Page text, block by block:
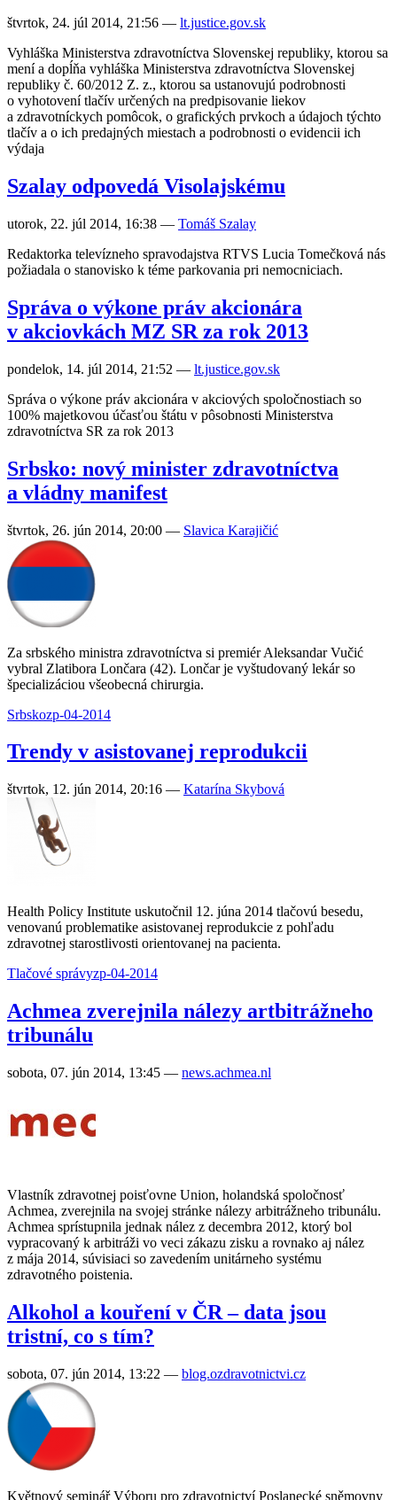
štvrtok, 24. júl 2014, 21:56 — lt.justice.gov.sk
Vyhláška Ministerstva zdravotníctva Slovenskej republiky, ktorou sa
mení a dopĺňa vyhláška Ministerstva zdravotníctva Slovenskej
republiky č. 60/2012 Z. z., ktorou sa ustanovujú podrobnosti
o vyhotovení tlačív určených na predpisovanie liekov
a zdravotníckych pomôcok, o grafických prvkoch a údajoch týchto
tlačív a o ich predajných miestach a podrobnosti o evidencii ich
výdaja
Szalay odpovedá Visolajskému
utorok, 22. júl 2014, 16:38 — Tomáš Szalay
Redaktorka televízneho spravodajstva RTVS Lucia Tomečková nás
požiadala o stanovisko k téme parkovania pri nemocniciach.
Správa o výkone práv akcionára
v akciovkách MZ SR za rok 2013
pondelok, 14. júl 2014, 21:52 — lt.justice.gov.sk
Správa o výkone práv akcionára v akciových spoločnostiach so
100% majetkovou účasťou štátu v pôsobnosti Ministerstva
zdravotníctva SR za rok 2013
Srbsko: nový minister zdravotníctva
a vládny manifest
štvrtok, 26. jún 2014, 20:00 — Slavica Karajičić
Za srbského ministra zdravotníctva si premiér Aleksandar Vučić
vybral Zla­ti­bora Lon­čara (42). Lončar je vyštudovaný lekár so
špecializáciou všeobecná chirurgia.
Srbskozp-04-2014
Trendy v asistovanej reprodukcii
štvrtok, 12. jún 2014, 20:16 — Katarína Skybová
Health Policy Institute uskutočnil 12. júna 2014 tlačovú besedu,
venovanú problematike asistovanej reprodukcie z pohľadu
zdravotnej starostlivosti orientovanej na pacienta.
Tlačové správyzp-04-2014
Achmea zverejnila nálezy artbitrážneho
tribunálu
sobota, 07. jún 2014, 13:45 — news.achmea.nl
Vlastník zdravotnej poisťovne Union, holandská spoločnosť
Achmea, zverejnila na svojej stránke nálezy arbitrážneho tribunálu.
Achmea sprístupnila jednak nález z decembra 2012, ktorý bol
vypracovaný k arbitráži vo veci zákazu zisku a rovnako aj nález
z mája 2014, súvisiaci so zavedením unitárneho systému
zdravotného poistenia.
Alkohol a kouření v ČR – data jsou
tristní, co s tím?
sobota, 07. jún 2014, 13:22 — blog.ozdravotnictvi.cz
Květnový seminář Výboru pro zdravotnictví Poslanecké sněmovny